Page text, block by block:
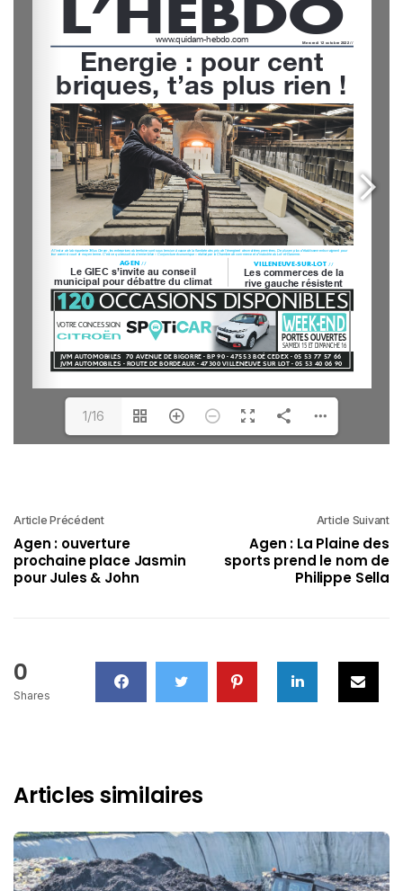
1/16
Article Précédent
Agen : ouverture
prochaine place Jasmin
pour Jules & John
Article Suivant
Agen : La Plaine des
sports prend le nom de
Philippe Sella
0
Shares
Articles similaires